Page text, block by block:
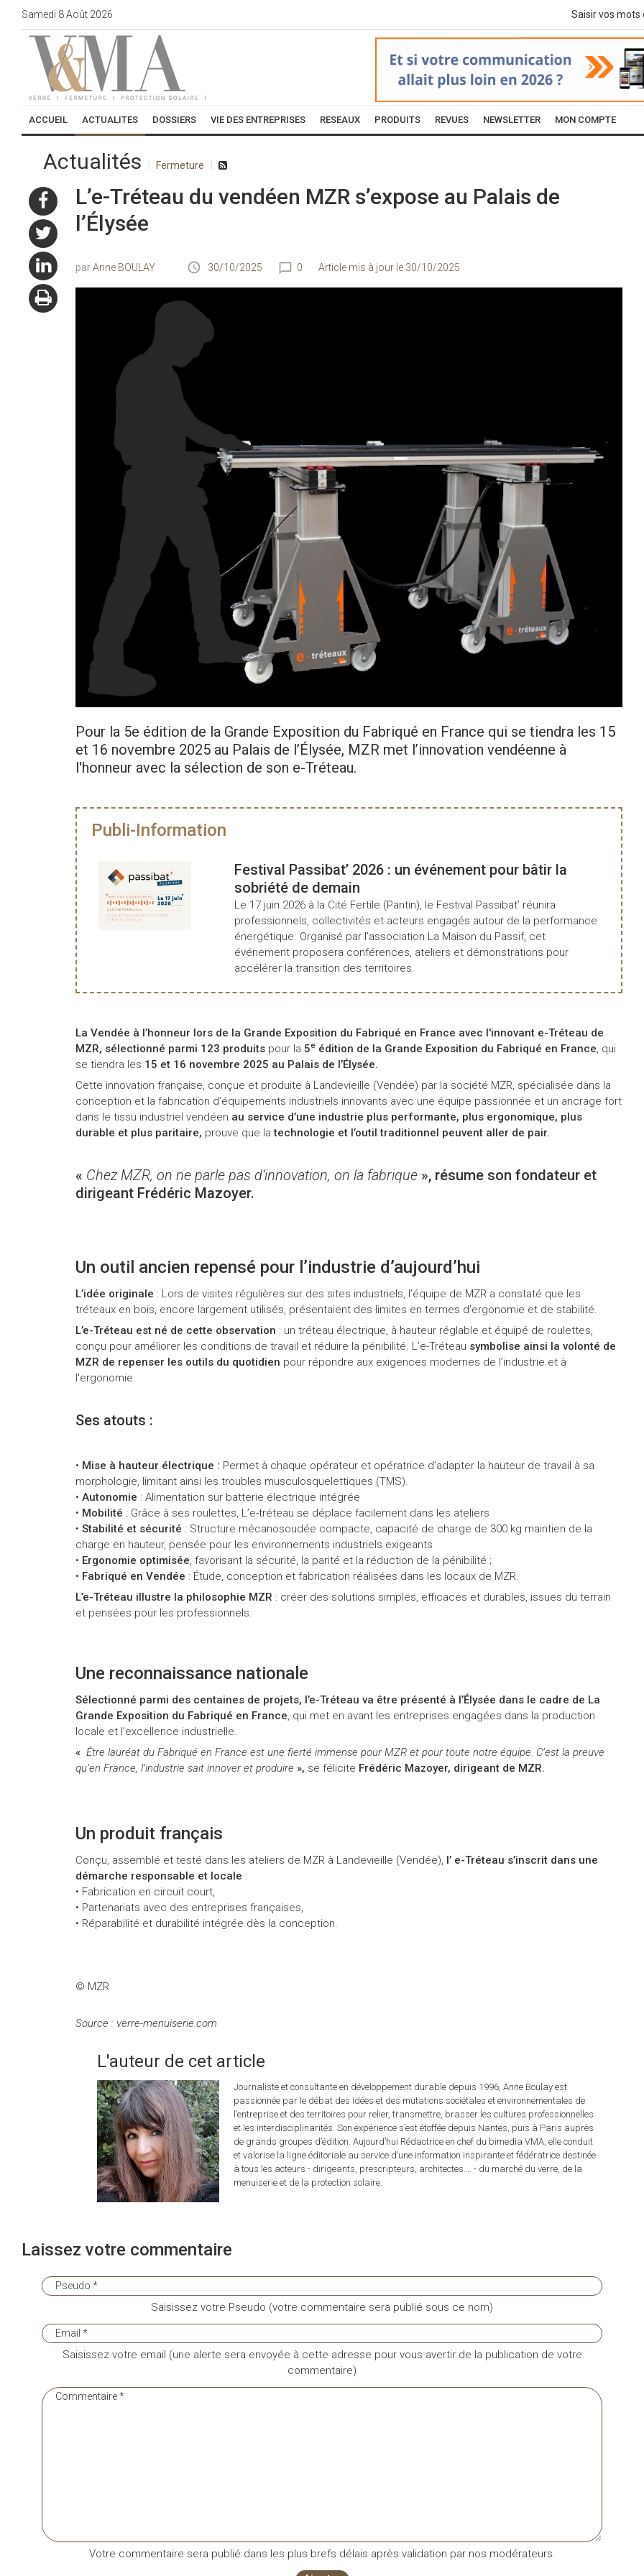
Samedi 8Août 2026
ACCUEIL ACTUALITES DOSSIERS VIE DES ENTREPRISES RESEAUX PRODUITS REVUES NEWSLETTER MON COMPTE
Actualités Fermeture
L’e-Tréteau du vendéen MZR s’expose au Palais de
l’Élysée
Anne BOULAY 30/10/2025 0 Article mis à jour le 30/10/2025
Pour la 5e édition de la Grande Exposition du Fabriqué en France qui se tiendra les 15
et 16 novembre 2025 au Palais de l’Élysée, MZR met l’innovation vendéenne à
l'honneur avec la sélection de son e-Tréteau.
Publi-Information
Festival Passibat’ 2026 : un événement pour bâtir la
sobriété de demain
Le 17 juin 2026 à la Cité Fertile (Pantin), le Festival Passibat’ réunira
professionnels, collectivités et acteurs engagés autour de la performance
énergétique. Organisé par l’association La Maison du Passif, cet
événement proposera conférences, ateliers et démonstrations pour
accélérer la transition des territoires.
La Vendée à l’honneur lors de la Grande Exposition du Fabriqué en France avec l'innovant e-Tréteau de
MZR, sélectionné parmi 123 produitspour la 5eédition de la Grande Exposition du Fabriqué en France, qui
se tiendra les 15 et 16 novembre 2025 au Palais de l’Élysée.
Cette innovation française, conçue et produite à Landevieille (Vendée) par la société MZR, spécialisée dans la
conception et la fabrication d’équipements industriels innovants avec une équipe passionnée et un ancrage fort
dans le tissu industriel vendéen au service d’une industrie plus performante, plus ergonomique, plus
durable et plus paritaire, prouve que latechnologie et l’outil traditionnel peuvent aller de pair.
« Chez MZR, on ne parle pas d’innovation, on la fabrique», résume son fondateur et
dirigeant Frédéric Mazoyer.
Un outil ancien repensé pour l’industrie d’aujourd’hui
L’idée originale : Lors de visites régulières sur des sites industriels, l’équipe de MZR a constaté que les
tréteaux en bois, encore largement utilisés, présentaient des limites en termes d’ergonomie et de stabilité.
L’e-Tréteau est né de cette observation : un tréteau électrique, à hauteur réglable et équipé de roulettes,
conçu pour améliorer les conditions de travail et réduire la pénibilité. L’e-Tréteau symbolise ainsi la volonté de
MZR de repenser les outils du quotidien pour répondre aux exigences modernes de l’industrie et à
l'ergonomie.
Ses atouts :
• Mise à hauteur électrique : Permet à chaque opérateur et opératrice d’adapter la hauteur de travail à sa
morphologie, limitant ainsi les troubles musculosquelettiques (TMS).
• Autonomie : Alimentation sur batterie électrique intégrée
• Mobilité : Grâce à ses roulettes, L’e-tréteau se déplace facilement dans les ateliers
• Stabilité et sécurité : Structure mécanosoudée compacte, capacité de charge de 300 kg maintien de la
charge en hauteur, pensée pour les environnements industriels exigeants
• Ergonomie optimisée, favorisant la sécurité, la parité et la réduction de la pénibilité ;
• Fabriqué en Vendée : Étude, conception et fabrication réalisées dans les locaux de MZR.
L’e-Tréteau illustre la philosophie MZR : créer des solutions simples, efficaces et durables, issues du terrain
et pensées pour les professionnels.
Une reconnaissance nationale
Sélectionné parmi des centaines de projets, l’e-Tréteau va être présenté à l’Élysée dans le cadre de La
Grande Exposition du Fabriqué en France, qui met en avant les entreprises engagées dans la production
locale et l’excellence industrielle.
« Être lauréat du Fabriqué en France est une fierté immense pour MZR et pour toute notre équipe. C’est la preuve
qu’en France, l’industrie sait innover et produire », se félicite Frédéric Mazoyer, dirigeant de MZR.
Un produit français
Conçu, assemblé et testé dans les ateliers de MZR à Landevieille (Vendée), l’ e-Tréteau s’inscrit dans une
démarche responsable et locale :
• Fabrication en circuit court,
• Partenariats avec des entreprises françaises,
• Réparabilité et durabilité intégrée dès la conception.
© MZR
Source : verre-menuiserie.com
L'auteur de cet article
Journaliste et consultante en développement durable depuis 1996, Anne Boulay est
passionnée par le débat des idées et des mutations sociétales et environnementales de
l’entreprise et des territoires pour relier, transmettre, brasser les cultures professionnelles
et les interdisciplinarités. Son expérience s’est étoffée depuis Nantes, puis à Paris auprès
de grands groupes d’édition. Aujourd’hui Rédactrice en chef du bimedia VMA, elle conduit
et valorise la ligne éditoriale au service d’une information inspirante et fédératrice destinée
à tous les acteurs - dirigeants, prescripteurs, architectes…. - du marché du verre, de la
menuiserie et de la protection solaire.
Laissez votre commentaire
Saisissez votre Pseudo (votre commentaire sera publié sous ce nom)
Saisissez votre email (une alerte sera envoyée à cette adresse pour vous avertir de la publication de votre
commentaire)
Votre commentaire sera publié dans les plus brefs délais après validation par nos modérateurs.